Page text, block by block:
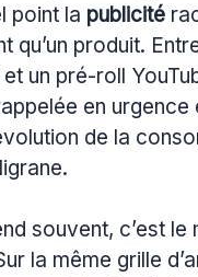
point la publicité
qu’un produit.
un pré-roll
en urgence
de la
souvent, c’est le
la même grille